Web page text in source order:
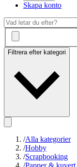
Skapa konto
Filtrera efter kategori
/Alla kategorier
/Hobby
/Scrapbooking